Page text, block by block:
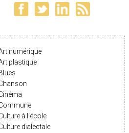
numérique
plastique
Blues
à l'école
dialectale